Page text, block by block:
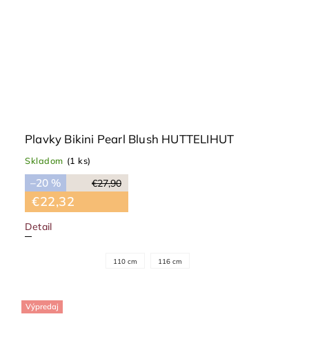
Plavky Bikini Pearl Blush HUTTELIHUT
Skladom (1 ks)
€27,90
–20 %
€22,32
Detail
110 cm 116 cm
Výpredaj